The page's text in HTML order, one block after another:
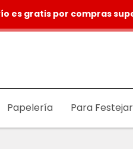
es gratis por compras
Papelería Para Festejar